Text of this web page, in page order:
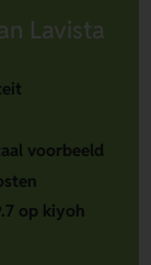
Lavista
voorbeeld
op kiyoh